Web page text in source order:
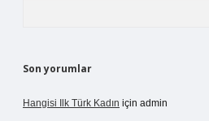
Son yorumlar
Hangisi Ilk Türk Kadın için admin